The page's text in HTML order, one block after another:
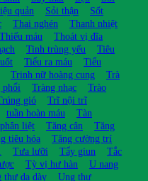
quản Sỏi thận
Sốt
Thai nghén
Thanh nhiệt
Thiếu máu
Thoát vị đĩa
Tinh trùng yếu
Tiêu
Tiểu ra máu
Tiểu
Trinh nữ hoàng cung
Trà
phổi Tràng nhạc
Trào
gió
Trĩ nội trĩ
tuần hoàn máu
Tàn
liệt Tăng cân
Tăng
tiêu hóa
Tăng cường trí
Tưa lưỡi Tẩy giun
Tắc
Tỳ vị hư hàn
U nang
thư dạ dày
Ung thư